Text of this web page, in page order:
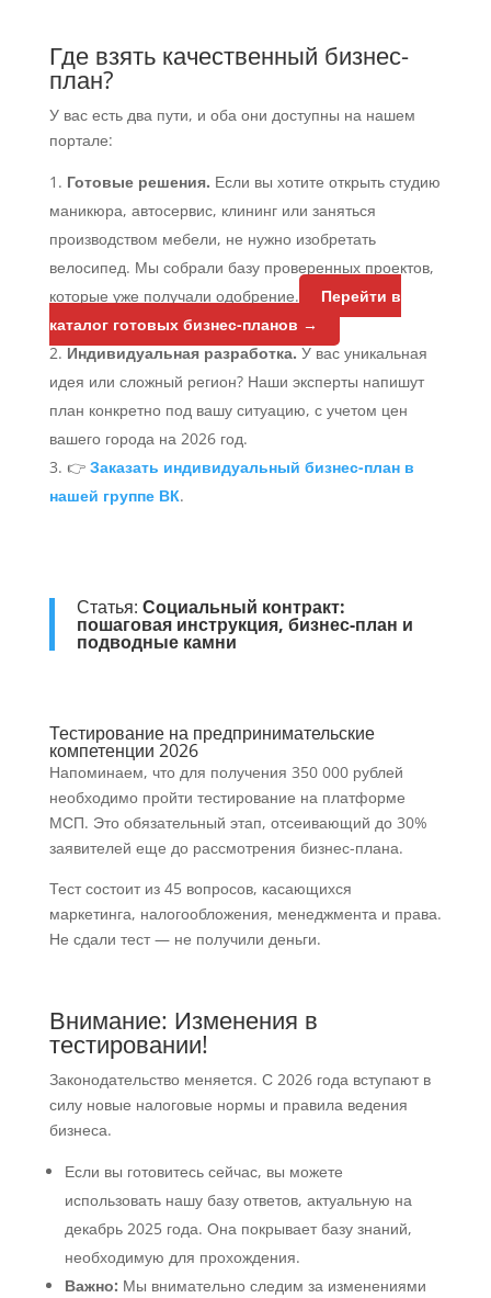
Где взять качественный бизнес-
план?
У вас есть два пути, и оба они доступны на нашем
портале:
Готовые решения. Если вы хотите открыть студию
маникюра, автосервис, клининг или заняться
производством мебели, не нужно изобретать
велосипед. Мы собрали базу проверенных проектов,
которые уже получали одобрение.
Перейти в
каталог готовых бизнес-планов →
Индивидуальная разработка. У вас уникальная
идея или сложный регион? Наши эксперты напишут
план конкретно под вашу ситуацию, с учетом цен
вашего города на 2026 год.
👉 Заказать индивидуальный бизнес-план в
нашей группе ВК.
Статья: Социальный контракт:
пошаговая инструкция, бизнес-план и
подводные камни
Тестирование на предпринимательские
компетенции 2026
Напоминаем, что для получения 350 000 рублей
необходимо пройти тестирование на платформе
МСП. Это обязательный этап, отсеивающий до 30%
заявителей еще до рассмотрения бизнес-плана.
Тест состоит из 45 вопросов, касающихся
маркетинга, налогообложения, менеджмента и права.
Не сдали тест — не получили деньги.
Внимание: Изменения в
тестировании!
Законодательство меняется. С 2026 года вступают в
силу новые налоговые нормы и правила ведения
бизнеса.
Если вы готовитесь сейчас, вы можете
использовать нашу базу ответов, актуальную на
декабрь 2025 года. Она покрывает базу знаний,
необходимую для прохождения.
Важно: Мы внимательно следим за изменениями